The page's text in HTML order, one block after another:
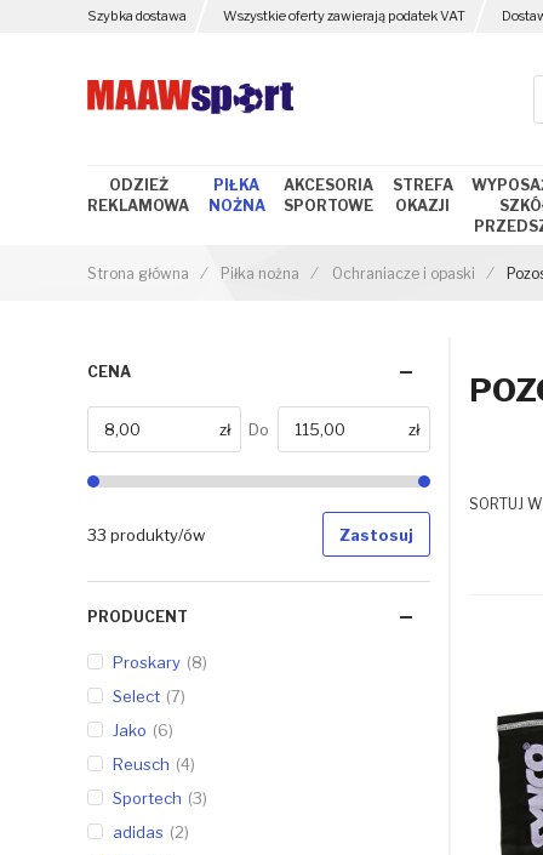
Szybka dostawa Wszystkie oferty zawierają podatek VAT
ODZIEŻ
REKLAMOWA
PIŁKA
NOŻNA
AKCESORIA
SPORTOWE
STREFA
OKAZJI
Strona główna Piłka nożna Ochraniacze i opaski
SORTUJ
CENA
Od zł Do zł
33 produkty/ów Zastosuj
PRODUCENT
Proskary
8
Select 7
Jako
6
Reusch
4
Sportech
3
adidas
2